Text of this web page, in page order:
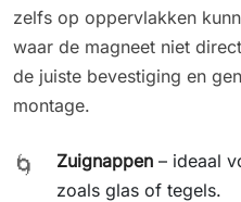
zelfs op oppervlakken
waar de magneet niet
de juiste bevestiging en
montage.
🌀 Zuignappen – ideaal
zoals glas of tegels.